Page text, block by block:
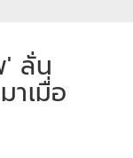
' ลั่น
าเมื่อ